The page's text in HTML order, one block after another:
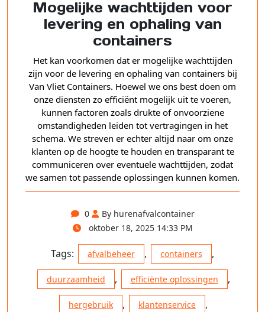
Mogelijke wachttijden voor
levering en ophaling van
containers
Het kan voorkomen dat er mogelijke wachttijden
zijn voor de levering en ophaling van containers bij
Van Vliet Containers. Hoewel we ons best doen om
onze diensten zo efficiënt mogelijk uit te voeren,
kunnen factoren zoals drukte of onvoorziene
omstandigheden leiden tot vertragingen in het
schema. We streven er echter altijd naar om onze
klanten op de hoogte te houden en transparant te
communiceren over eventuele wachttijden, zodat
we samen tot passende oplossingen kunnen komen.
0
By hurenafvalcontainer
oktober 18, 2025 14:33 PM
Tags: afvalbeheer , containers ,
duurzaamheid , efficiënte oplossingen ,
hergebruik , klantenservice ,